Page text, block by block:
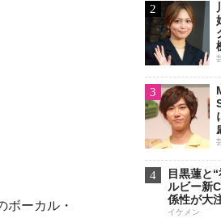
ーカル・
2
3
4
目黒蓮と
ルビー新
係性が大
イケメン